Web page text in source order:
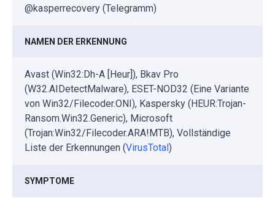
@kasperrecovery (Telegramm)
NAMEN DER ERKENNUNG
Avast (Win32:Dh-A [Heur]), Bkav Pro
(W32.AIDetectMalware), ESET-NOD32 (Eine Variante
von Win32/Filecoder.ONI), Kaspersky (HEUR:Trojan-
Ransom.Win32.Generic), Microsoft
(Trojan:Win32/Filecoder.ARA!MTB), Vollständige
Liste der Erkennungen (VirusTotal)
SYMPTOME